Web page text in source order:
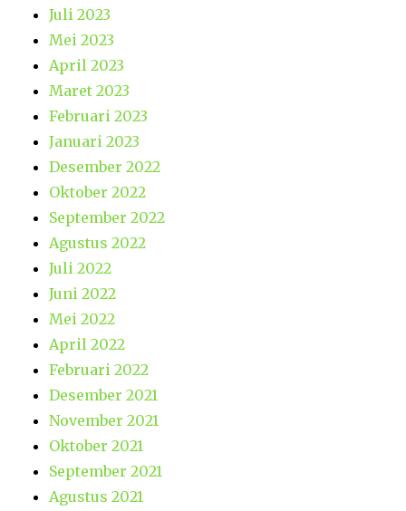
Juli 2023
Mei 2023
April 2023
Maret 2023
Februari 2023
Januari 2023
Desember 2022
Oktober 2022
September 2022
Agustus 2022
Juli 2022
Juni 2022
Mei 2022
April 2022
Februari 2022
Desember 2021
November 2021
Oktober 2021
September 2021
Agustus 2021